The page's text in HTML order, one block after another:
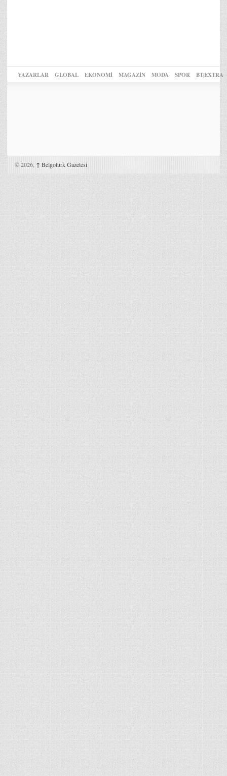
YAZARLAR GLOBAL EKONOMİ MAGAZİN MODA SPOR BT|EXTRA
© 2026, ↑ Belgotürk Gazetesi